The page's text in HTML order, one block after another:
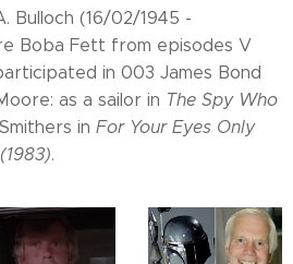
Bulloch (16/02/1945 -
Boba Fett from episodes V
in 003 James Bond
as a sailor in The Spy Who
in For Your Eyes Only
.